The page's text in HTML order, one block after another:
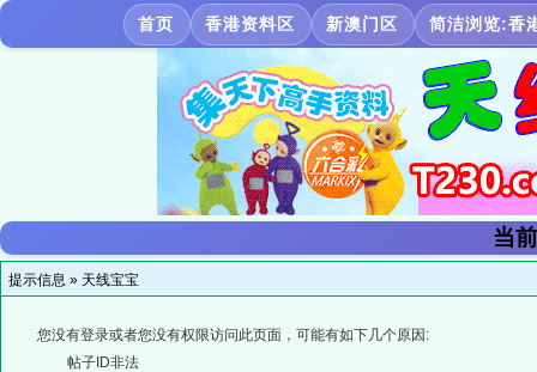
首页 香港资料区 新澳门区 简洁浏览:香
当
提示信息 » 天线宝宝
您没有登录或者您没有权限访问此页面，可能有如下几个原因:
帖子ID非法